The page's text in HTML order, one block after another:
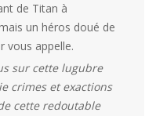
de Titan à
un héros doué de
vous appelle.
sur cette lugubre
crimes et exactions
cette redoutable